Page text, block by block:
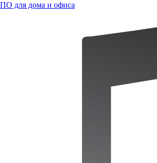
ПО для дома и офиса